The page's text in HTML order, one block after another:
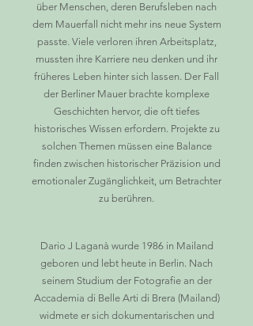
über Menschen, deren Berufsleben nach
dem Mauerfall nicht mehr ins neue System
passte. Viele verloren ihren Arbeitsplatz,
mussten ihre Karriere neu denken und ihr
früheres Leben hinter sich lassen. Der Fall
der Berliner Mauer brachte komplexe
Geschichten hervor, die oft tiefes
historisches Wissen erfordern. Projekte zu
solchen Themen müssen eine Balance
finden zwischen historischer Präzision und
emotionaler Zugänglichkeit, um Betrachter
zu berühren.
Dario J Laganà wurde 1986 in Mailand
geboren und lebt heute in Berlin. Nach
seinem Studium der Fotografie an der
Accademia di Belle Arti di Brera (Mailand)
widmete er sich dokumentarischen und